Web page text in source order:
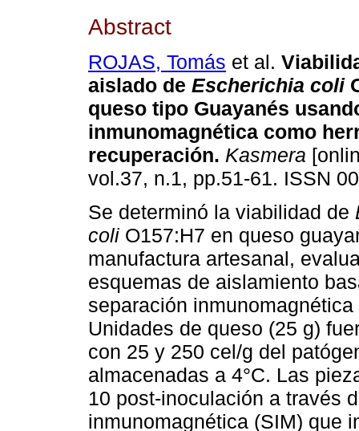
Abstract
ROJAS, Tomás et al.
aislado de Escherichia coli
queso tipo Guayanés
inmunomagnética como
recuperación. Kasmera
vol.37, n.1, pp.51-61. ISSN
Se determinó la viabilidad de
coli O157:H7 en queso
manufactura artesanal,
esquemas de aislamiento
separación inmunomagnética
Unidades de queso (25 g)
con 25 y 250 cel/g del
almacenadas a 4°C. Las
10 post-inoculación a través
inmunomagnética (SIM) que